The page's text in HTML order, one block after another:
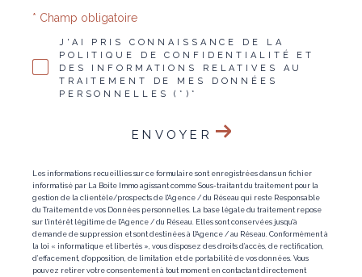
J'AI PRIS CONNAISSANCE DE LA
POLITIQUE DE CONFIDENTIALITÉ ET
DES INFORMATIONS RELATIVES AU
TRAITEMENT DE MES DONNÉES
PERSONNELLES (*)*
* Champ obligatoire
ENVOYER
Les informations recueillies sur ce formulaire sont enregistrées dans un fichier
informatisé par La Boite Immo agissant comme Sous-traitant du traitement pour la
gestion de la clientèle/prospects de l'Agence / du Réseau qui reste Responsable
du Traitement de vos Données personnelles. La base légale du traitement repose
sur l'intérêt légitime de l'Agence / du Réseau. Elles sont conservées jusqu'à
demande de suppression et sont destinées à l'Agence / au Réseau. Conformément à
la loi « informatique et libertés », vous disposez des droits d’accès, de rectification,
d’effacement, d’opposition, de limitation et de portabilité de vos données. Vous
pouvez retirer votre consentement à tout moment en contactant directement